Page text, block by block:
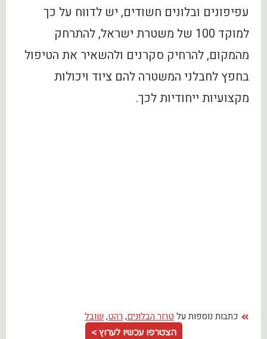
עפיפונים ובלונים חשודים, יש לדווח על כך
למוקד 100 של משטרת ישראל, להתרחק
מהמקום, להרחיק סקרנים ולהשאיר את הטיפול
בחפץ לחבלני המשטרה להם ציוד ויכולות
מקצועיות ייחודיות לכך.
כתבות נוספות על טרור הבלונים, רהט, שובל
הצטרפו עכשיו לערוץ >